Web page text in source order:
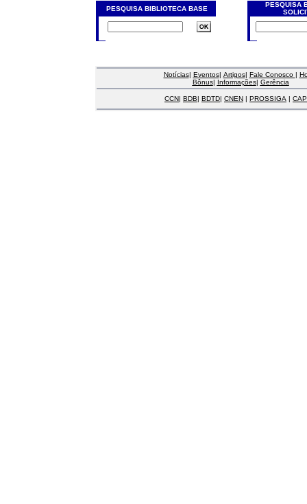
PESQUISA BIBLIOTECA BASE
PESQUISA
Notícias| Eventos| Artigos| Fale Conosco |
Bônus| Informações| Gerência
CCN| BDB| BDTD| CNEN | PROSSIGA |